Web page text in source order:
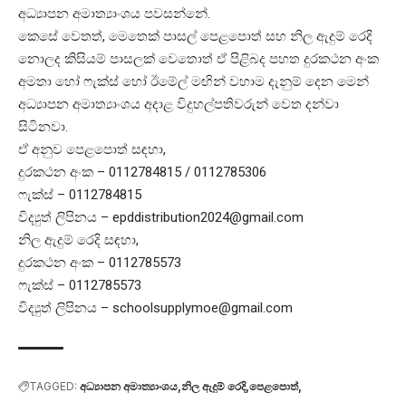
අධ්‍යාපන අමාත්‍යාංශය පවසන්නේ.
කෙසේ වෙතත්, මෙතෙක් පාසල් පෙළපොත් සහ නිල ඇදුම් රෙදි
නොලද කිසියම් පාසලක් වෙතොත් ඒ පිළිබද පහත දුරකථන අංක
අමතා හෝ ෆැක්ස් හෝ ඊමේල් මඟින් වහාම දැනුම් දෙන මෙන්
අධ්‍යාපන අමාත්‍යාංශය අදාළ විදුහල්පතිවරුන් වෙත දන්වා
සිටිනවා.
ඒ අනුව පෙළපොත් සඳහා,
දුරකථන අංක – 0112784815 / 0112785306
ෆැක්ස් – 0112784815
විද්‍යුත් ලිපිනය – epddistribution2024@gmail.com
නිල ඇදුම් රෙදි සඳහා,
දුරකථන අංක – 0112785573
ෆැක්ස් – 0112785573
විද්‍යුත් ලිපිනය – schoolsupplymoe@gmail.com
TAGGED: අධ්‍යාපන අමාත්‍යාංශය නිල ඇදුම් රෙදි පෙළපොත්